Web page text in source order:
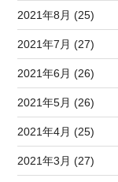
2021年8月 (25)
2021年7月 (27)
2021年6月 (26)
2021年5月 (26)
2021年4月 (25)
2021年3月 (27)